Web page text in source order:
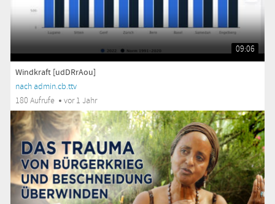
09:06
Windkraft [udDRrAou]
nach admin.cb.ttv
180 Aufrufe
vor 1 Jahr